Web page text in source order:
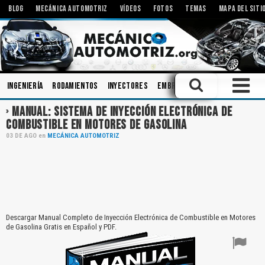
BLOG MECÁNICA AUTOMOTRIZ VÍDEOS FOTOS TEMAS MAPA DEL
Ingeniería Rodamientos Inyectores Embrague
MANUAL: SISTEMA DE INYECCIÓN ELECTRÓNICA DE
COMBUSTIBLE EN MOTORES DE GASOLINA
03 DE AGO en MECÁNICA AUTOMOTRIZ
Descargar Manual Completo de Inyección Electrónica de Combustible en Motores
de Gasolina Gratis en Español y PDF.